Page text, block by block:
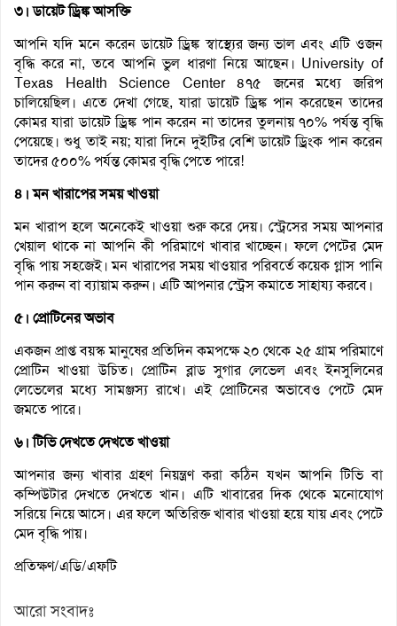
৩। ডায়েট ড্রিঙ্ক আসক্তি
আপনি যদি মনে করেন ডায়েট ড্রিঙ্ক স্বাস্থ্যের জন্য ভাল এবং এটি ওজন
বৃদ্ধি করে না, তবে আপনি ভুল ধারণা নিয়ে আছেন। University of
Texas Health Science Center ৪৭৫ জনের মধ্যে জরিপ
চালিয়েছিল। এতে দেখা গেছে, যারা ডায়েট ড্রিঙ্ক পান করেছেন তাদের
কোমর যারা ডায়েট ড্রিঙ্ক পান করেন না তাদের তুলনায় ৭০% পর্যন্ত বৃদ্ধি
পেয়েছে। শুধু তাই নয়; যারা দিনে দুইটির বেশি ডায়েট ড্রিংক পান করেন
তাদের ৫০০% পর্যন্ত কোমর বৃদ্ধি পেতে পারে!
৪। মন খারাপের সময় খাওয়া
মন খারাপ হলে অনেকেই খাওয়া শুরু করে দেয়। স্ট্রেসের সময় আপনার
খেয়াল থাকে না আপনি কী পরিমাণে খাবার খাচ্ছেন। ফলে পেটের মেদ
বৃদ্ধি পায় সহজেই। মন খারাপের সময় খাওয়ার পরিবর্তে কয়েক গ্লাস পানি
পান করুন বা ব্যায়াম করুন। এটি আপনার স্ট্রেস কমাতে সাহায্য করবে।
৫। প্রোটিনের অভাব
একজন প্রাপ্ত বয়স্ক মানুষের প্রতিদিন কমপক্ষে ২০ থেকে ২৫ গ্রাম পরিমাণে
প্রোটিন খাওয়া উচিত। প্রোটিন ব্লাড সুগার লেভেল এবং ইনসুলিনের
লেভেলের মধ্যে সামঞ্জস্য রাখে। এই প্রোটিনের অভাবেও পেটে মেদ
জমতে পারে।
৬। টিভি দেখতে দেখতে খাওয়া
আপনার জন্য খাবার গ্রহণ নিয়ন্ত্রণ করা কঠিন যখন আপনি টিভি বা
কম্পিউটার দেখতে দেখতে খান। এটি খাবারের দিক থেকে মনোযোগ
সরিয়ে নিয়ে আসে। এর ফলে অতিরিক্ত খাবার খাওয়া হয়ে যায় এবং পেটে
মেদ বৃদ্ধি পায়।
প্রতিক্ষণ/এডি/এফটি
আরো সংবাদঃ